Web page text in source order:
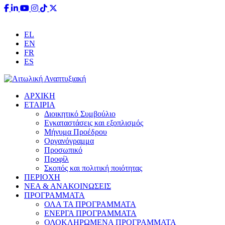
EL
EN
FR
ES
ΑΡΧΙΚΗ
ΕΤΑΙΡΙΑ
Διοικητικό Συμβούλιο
Εγκαταστάσεις και εξοπλισμός
Μήνυμα Προέδρου
Οργανόγραμμα
Προσωπικό
Προφίλ
Σκοπός και πολιτική ποιότητας
ΠΕΡΙΟΧΗ
ΝΕΑ & ΑΝΑΚΟΙΝΩΣΕΙΣ
ΠΡΟΓΡΑΜΜΑΤΑ
ΟΛΑ ΤΑ ΠΡΟΓΡΑΜΜΑΤΑ
ΕΝΕΡΓΑ ΠΡΟΓΡΑΜΜΑΤΑ
ΟΛΟΚΛΗΡΩΜΕΝΑ ΠΡΟΓΡΑΜΜΑΤΑ